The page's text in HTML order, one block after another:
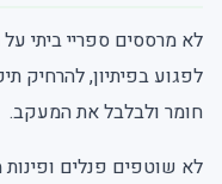
לא מרססים ספריי ביתי
לפגוע בפיתיון, להרחיק
חומר ולבלבל את המעקב.
לא שוטפים פנלים ופינות